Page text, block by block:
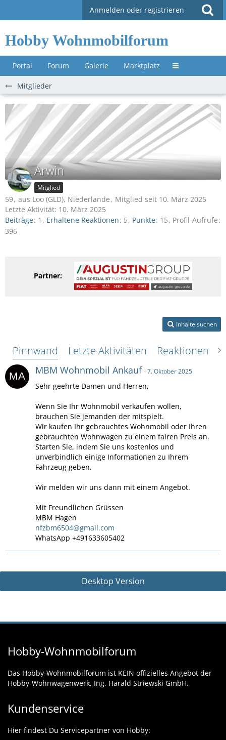
Anmelden oder registrieren
Hobby Wohnmobilforum
Portal Forum Galerie Marktplatz Untermenü »
Mitglieder
Arwin
Mitglied
59 aus Loo (GLD), Niederlande
Mitglied seit 10. März 2025
Letzte Aktivität: 10. März 2025
Beiträge 1 Erhaltene Reaktionen 5 Punkte 15 Profil-Aufrufe
396
Partner:
Inhalte suchen
Pinnwand Letzte Aktivitäten Reaktionen
MBM Wohnmobil Ankauf 7. Oktober 2025
Sehr geehrte Damen und Herren,
Wenn Sie Ihr Wohnmobil verkaufen wollen,
brauchen Sie jemanden der mitspielt.
Wir kaufen Ihr gebrauchtes Wohnmobil oder Ihren
gebrauchten Wohnwagen zu einem fairen Preis an.
Starten Sie, indem Sie uns kostenlos und
unverbindlich einige Informationen zu Ihrem
Fahrzeug geben.
Wir melden wir uns dann mit einem Angebot.
Mit Freundlichen Grüssen
MBM Hagen
nfzbm6504@gmail.com
WhatsApp +491633605402
Desktop Version
Hobby-Wohnmobilforum
Das Hobby-Wohnmobilforum ist KEIN offizielles Angebot der
Hobby-Wohnwagenwerk, Ing. Harald Striewski GmbH.
Kundenservice
Hier findest Du Servicepartner von Hobby: